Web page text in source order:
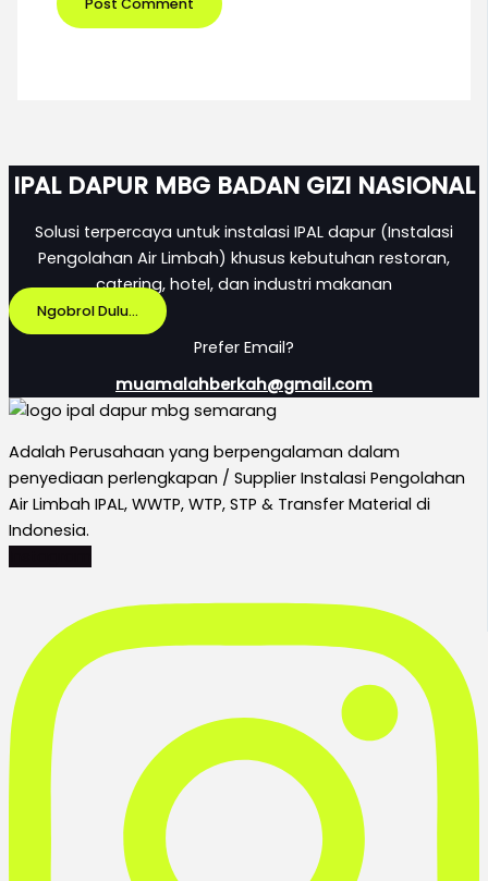
IPAL DAPUR MBG BADAN GIZI NASIONAL
Solusi terpercaya untuk instalasi IPAL dapur (Instalasi
Pengolahan Air Limbah) khusus kebutuhan restoran,
catering, hotel, dan industri makanan
Ngobrol Dulu...
Prefer Email?
muamalahberkah@gmail.com
Adalah Perusahaan yang berpengalaman dalam
penyediaan perlengkapan / Supplier Instalasi Pengolahan
Air Limbah IPAL, WWTP, WTP, STP & Transfer Material di
Indonesia.